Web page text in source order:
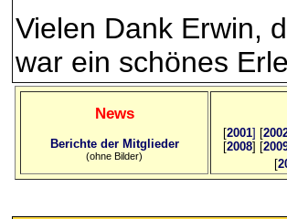
Vielen Dank Erwin,
war ein schönes
News
Berichte der Mitglieder
(ohne Bilder)
[2001] [
[2008] [
[